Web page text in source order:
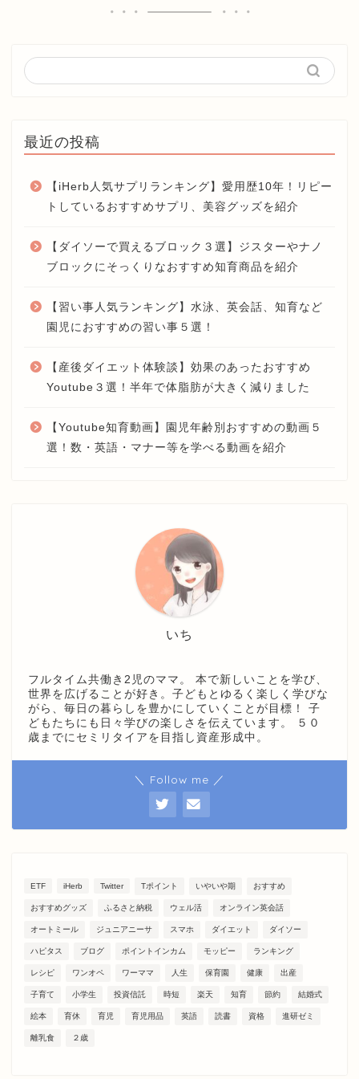
最近の投稿
【iHerb人気サプリランキング】愛用歴10年！リピー
トしているおすすめサプリ、美容グッズを紹介
【ダイソーで買えるブロック３選】ジスターやナノ
ブロックにそっくりなおすすめ知育商品を紹介
【習い事人気ランキング】水泳、英会話、知育など
園児におすすめの習い事５選！
【産後ダイエット体験談】効果のあったおすすめ
Youtube３選！半年で体脂肪が大きく減りました
【Youtube知育動画】園児年齢別おすすめの動画５
選！数・英語・マナー等を学べる動画を紹介
いち
フルタイム共働き2児のママ。 本で新しいことを学び、
世界を広げることが好き。子どもとゆるく楽しく学びな
がら、毎日の暮らしを豊かにしていくことが目標！ 子
どもたちにも日々学びの楽しさを伝えています。 ５０
歳までにセミリタイアを目指し資産形成中。
＼ Follow me ／
ETF iHerb Twitter Tポイント いやいや期 おすすめ
おすすめグッズ ふるさと納税 ウェル活 オンライン英会話
オートミール ジュニアニーサ スマホ ダイエット ダイソー
ハピタス ブログ ポイントインカム モッピー ランキング
レシピ ワンオペ ワーママ 人生 保育園 健康 出産
子育て 小学生 投資信託 時短 楽天 知育 節約 結婚式
絵本 育休 育児 育児用品 英語 読書 資格 進研ゼミ
離乳食 ２歳